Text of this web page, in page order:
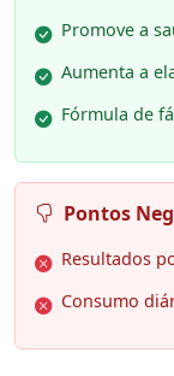
Promove a
Aumenta a
Fórmula de
Pontos
Resultados
Consumo